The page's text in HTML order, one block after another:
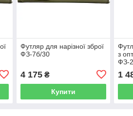
Футляр для нарізної зброї
ФЗ-7б/30
4 175₴
Купити
з
ФЗ-
1